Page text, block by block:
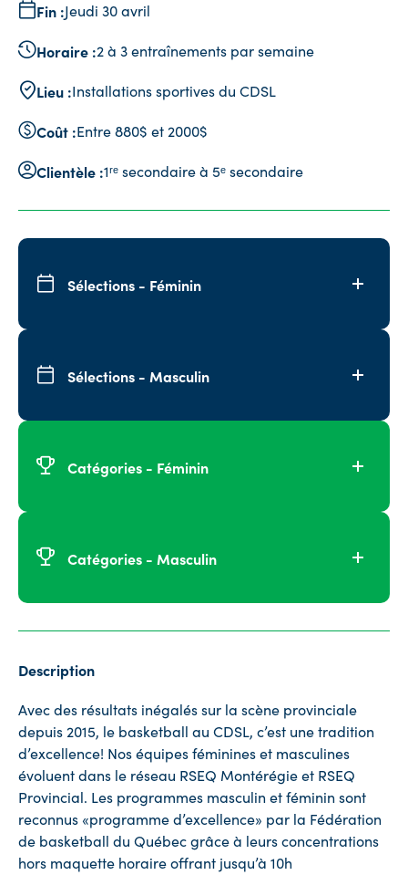
Fin :Jeudi 30 avril
Horaire :2 à 3 entraînements par semaine
Lieu :Installations sportives du CDSL
Coût :Entre 880$ et 2000$
Clientèle :1ʳᵉ secondaire à 5ᵉ secondaire
Sélections - Féminin
Sélections - Masculin
Catégories - Féminin
Catégories - Masculin
Description
Avec des résultats inégalés sur la scène provinciale
depuis 2015, le basketball au CDSL, c’est une tradition
d’excellence! Nos équipes féminines et masculines
évoluent dans le réseau RSEQ Montérégie et RSEQ
Provincial. Les programmes masculin et féminin sont
reconnus «programmed’excellence» par la Fédération
de basketball du Québec grâce à leurs concentrations
hors maquette horaire offrant jusqu’à 10h